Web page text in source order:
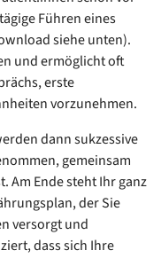
Führen eines
siehe unten).
und ermöglicht oft
erste
vorzunehmen.
dann sukzessive
gemeinsam
Am Ende steht Ihr ganz
der Sie
versorgt und
dass sich Ihre